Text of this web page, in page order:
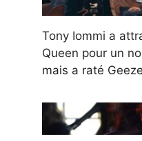
Tony Iommi a
Queen pour un
mais a raté